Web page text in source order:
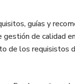
guías y
de calidad
de los requisistos